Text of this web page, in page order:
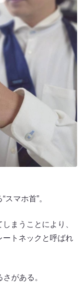
マホ首”。
まうことにより、
ートネックと呼ばれ
がある。